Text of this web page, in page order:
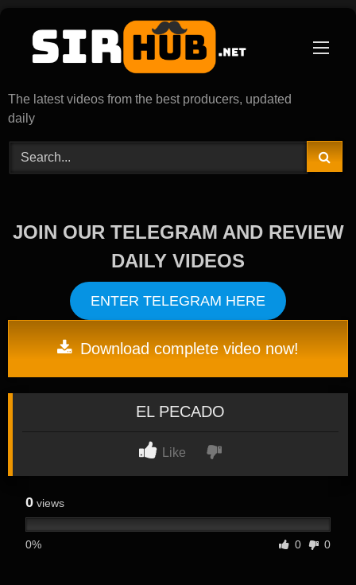
content
The latest videos from the best producers, updated
daily
JOIN OUR TELEGRAM AND REVIEW
DAILY VIDEOS
ENTER TELEGRAM HERE
Download complete video now!
EL PECADO
Like
0 views
0% 0 0